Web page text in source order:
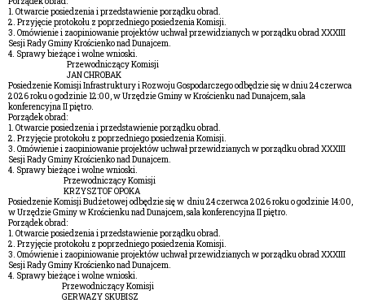
1. Otwarcie posiedzenia i przedstawienie porządku obrad.
2. Przyjęcie protokołu z poprzedniego posiedzenia Komisji.
3. Omówienie i zaopiniowanie projektów uchwał przewidzianych w porządku obrad XXXIII
Sesji Rady Gminy Krościenko nad Dunajcem.
4. Sprawy bieżące i wolne wnioski.
Przewodniczący Komisji
JAN CHROBAK
Posiedzenie Komisji Infrastruktury i Rozwoju Gospodarczego odbędzie się w dniu 24 czerwca
2026 roku o godzinie 12:00, w Urzędzie Gminy w Krościenku nad Dunajcem, sala
konferencyjna II piętro.
Porządek obrad:
1. Otwarcie posiedzenia i przedstawienie porządku obrad.
2. Przyjęcie protokołu z poprzedniego posiedzenia Komisji.
3. Omówienie i zaopiniowanie projektów uchwał przewidzianych w porządku obrad XXXIII
Sesji Rady Gminy Krościenko nad Dunajcem.
4. Sprawy bieżące i wolne wnioski.
Przewodniczący Komisji
KRZYSZTOF OPOKA
Posiedzenie Komisji Budżetowej odbędzie się w dniu 24 czerwca 2026 roku o godzinie 14:00,
w Urzędzie Gminy w Krościenku nad Dunajcem, sala konferencyjna II piętro.
Porządek obrad:
1. Otwarcie posiedzenia i przedstawienie porządku obrad.
2. Przyjęcie protokołu z poprzedniego posiedzenia Komisji.
3. Omówienie i zaopiniowanie projektów uchwał przewidzianych w porządku obrad XXXIII
Sesji Rady Gminy Krościenko nad Dunajcem.
4. Sprawy bieżące i wolne wnioski.
Przewodniczący Komisji
GERWAZY SKUBISZ